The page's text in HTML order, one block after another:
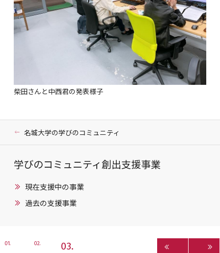
柴田さんと中西君の発表様子
名城大学の学びのコミュニティ
学びのコミュニティ創出支援事業
現在支援中の事業
過去の支援事業
1 2 3